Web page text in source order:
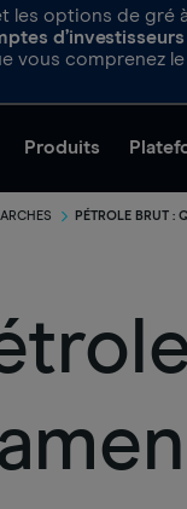
et les options de
vous comprenez
Produits
PÉTROLE BRUT :